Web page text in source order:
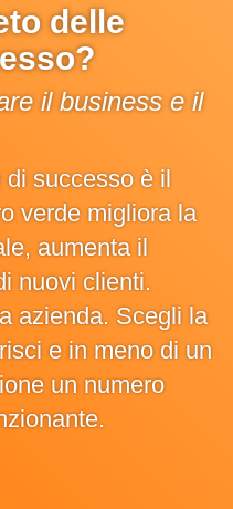
delle
il business e il
successo è il
verde migliora la
aumenta il
nuovi clienti.
azienda. Scegli la
e in meno di un
un numero